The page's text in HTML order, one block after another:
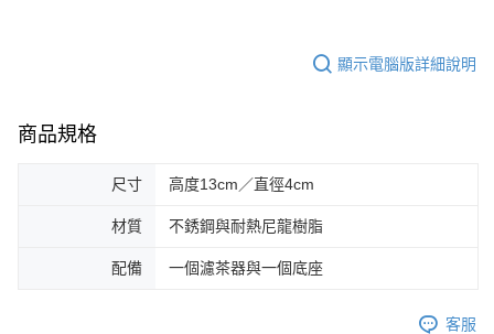
顯示電腦版詳細說明
商品規格
尺寸 高度13cm／直徑4cm
材質 不銹鋼與耐熱尼龍樹脂
配備 一個濾茶器與一個底座
客服